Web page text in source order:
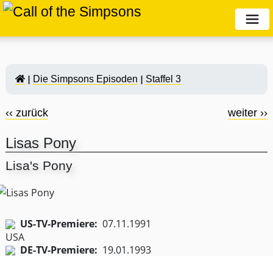
Die Simpsons Episoden Staffel 3
‹‹ zurück weiter ››
Lisas Pony
Lisa's Pony
US-TV-Premiere: 07.11.1991
DE-TV-Premiere: 19.01.1993